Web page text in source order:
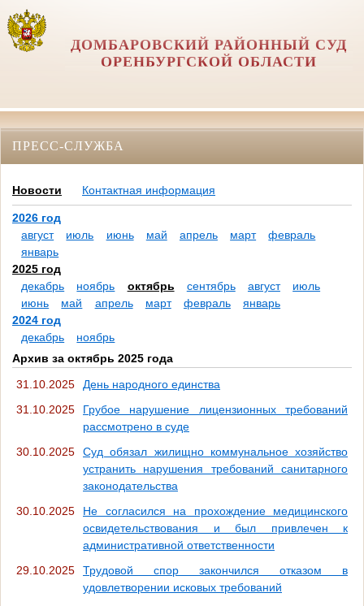
ДОМБАРОВСКИЙ РАЙОННЫЙ СУД
ОРЕНБУРГСКОЙ ОБЛАСТИ
ПРЕСС-СЛУЖБА
Новости Контактная информация
2026 год
август
июль июнь май апрель март
февраль
январь
2025 год
декабрь
ноябрь октябрь сентябрь август
июль
июнь
май апрель март февраль
январь
2024 год
декабрь
ноябрь
Архив за октябрь 2025 года
31.10.2025
День народного единства
31.10.2025
Грубое нарушение лицензионных требований
рассмотрено в суде
30.10.2025
Суд обязал жилищно коммунальное хозяйство
устранить нарушения требований санитарного
законодательства
30.10.2025
Не согласился на прохождение медицинского
освидетельствования и был привлечен к
административной ответственности
29.10.2025
Трудовой спор закончился отказом в
удовлетворении исковых требований